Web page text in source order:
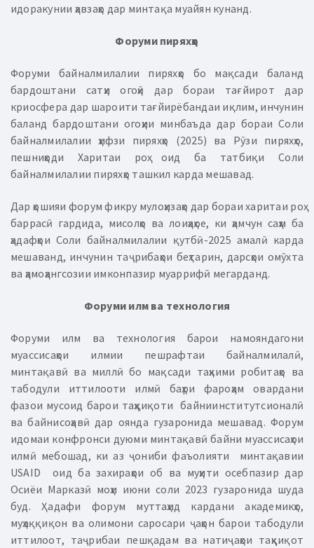
идоракунии ҳавзаҳо дар минтақа муайян кунанд.
Форуми пиряхҳо
Форуми байналмилалии пиряхҳо бо мақсади баланд
бардоштани сатҳи огоҳӣ дар бораи тағйирот дар
криосфера дар шароити тағйирёбандаи иқлим, инчунин
баланд бардоштани огоҳии минбаъда дар бораи Соли
байналмилалии ҳифзи пиряхҳо (2025) ва Рӯзи пиряхҳо,
пешниҳоди Харитаи роҳ оид ба татбиқи Соли
байналмилалии пиряхҳо ташкил карда мешавад.
Дар ҳошияи форум фикру мулоҳизаҳо дар бораи харитаи роҳ
баррасӣ гардида, мисолҳо ва лоиҳаҳое, ки ҳамчун саҳм ба
ҳадафҳои Соли байналмилалии қутбӣ-2025 амалӣ карда
мешаванд, инчунин таҷрибаҳои беҳтарин, дарсҳои омӯхта
ва ҳамоҳангсозии имконпазир муаррифӣ мегарданд.
Форуми илм ва технология
Форуми илм ва технология барои намояндагони
муассисаҳои илмии пешрафтаи байналмилалӣ,
минтақавӣ ва миллӣ бо мақсади таҳкими робитаҳо ва
табодули иттилооти илмӣ баҳри фароҳам овардани
фазои мусоид барои таҳқиқоти байниинститутсионалӣ
ва байнисоҳавӣ дар оянда гузаронида мешавад. Форум
идомаи конфронси дуюми минтақавӣ байни муассисаҳои
илмӣ мебошад, ки аз ҷониби фаъолияти минтақавии
USAID оид ба захираҳои об ва муҳити осебпазир дар
Осиёи Марказӣ моҳи июни соли 2023 гузаронида шуда
буд. Ҳадафи форум муттаҳид кардани академикҳо,
муҳаққиқон ва олимони саросари ҷаҳон барои табодули
иттилоот, таҷрибаи пешқадам ва натиҷаҳои таҳқиқот